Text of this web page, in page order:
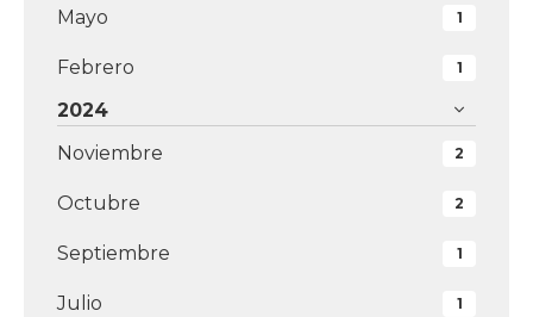
Mayo 1
Febrero 1
2024
Noviembre
2
Octubre 2
Septiembre 1
Julio 1